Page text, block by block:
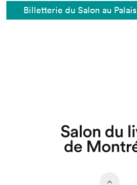
Billetterie du Salon au Palais